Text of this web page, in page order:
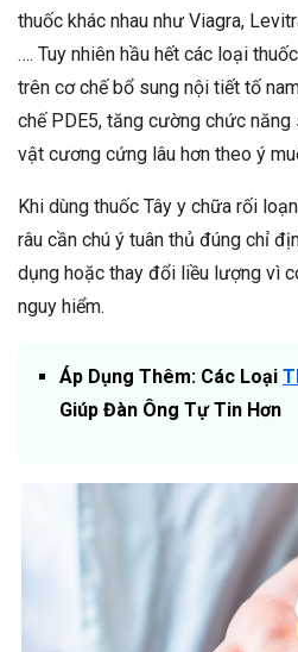
thuốc khác nhau như Viagra,
…. Tuy nhiên hầu hết các loại
trên cơ chế bổ sung nội tiết tố
chế PDE5, tăng cường chức
vật cương cứng lâu hơn theo ý
Khi dùng thuốc Tây y chữa rối
râu cần chú ý tuân thủ đúng chỉ
dụng hoặc thay đổi liều lượng vì
nguy hiểm.
Áp Dụng Thêm: Các Loại
Giúp Đàn Ông Tự Tin Hơn